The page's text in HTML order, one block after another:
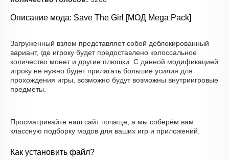
Описание мода: Save The Girl [МОД Mega Pack]
Загруженный взлом представляет собой деблокированный
вариант, где игроку будет предоставлено колоссальное
количество монет и другие плюшки. С данной модификацией
игроку не нужно будет прилагать большие усилия для
прохождения игры, возможно будут возможны внутриигровые
предметы.
Просматривайте наш сайт почаще, а мы соберём вам
классную подборку модов для ваших игр и приложений.
Как установить файл?